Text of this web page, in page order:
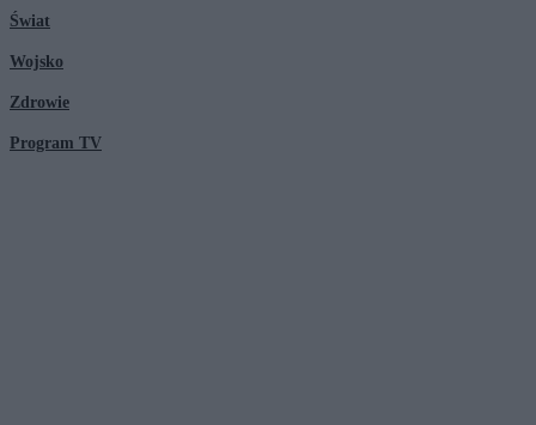
Świat
Wojsko
Zdrowie
Program TV